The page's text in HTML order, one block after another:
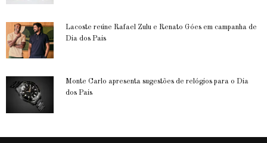
Lacoste reúne Rafael Zulu e Renato Góes em campanha de
Dia dos Pais
Monte Carlo apresenta sugestões de relógios para o Dia
dos Pais